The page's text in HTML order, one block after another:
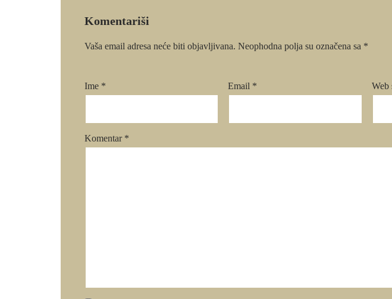
Komentariši
Vaša email adresa neće biti objavljivana. Neophodna polja su označena sa *
Ime * Email * Web
Komentar *